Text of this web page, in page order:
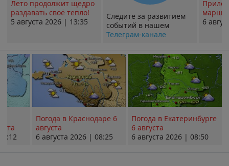
Лето продолжит щедро
раздавать своё тепло!
5 августа 2026 | 13:35
Следите за развитием
событий в нашем
Телеграм-канале
6
Погода в Краснодаре 6
августа
6 августа 2026 | 08:25
Погода в Екатеринбурге
6 августа
6 августа 2026 | 08:50